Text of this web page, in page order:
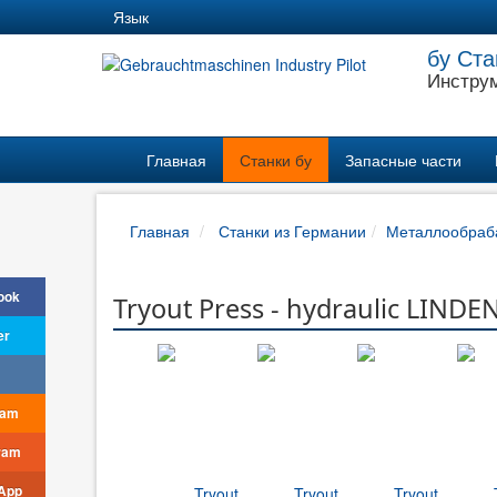
Язык
бу
Главная Станки бу Запасные части
Главная Станки из Германии
Tryout Press - hydraulic